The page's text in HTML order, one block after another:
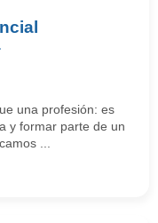
una profesión: es
y formar parte de un
...